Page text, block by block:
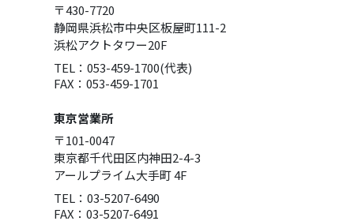
〒430-7720
静岡県浜松市中央区板屋町111-2
浜松アクトタワー20F
TEL：053-459-1700(代表)
FAX：053-459-1701
東京営業所
〒101-0047
東京都千代田区内神田2-4-3
アールプライム大手町 4F
TEL：03-5207-6490
FAX：03-5207-6491